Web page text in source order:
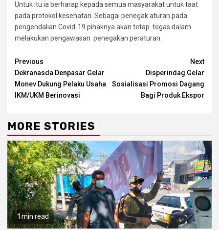
Untuk itu ia berharap kepada semua masyarakat untuk taat
pada protokol kesehatan. Sebagai penegak aturan pada
pengendalian Covid-19 pihaknya akan tetap tegas dalam
melakukan pengawasan penegakan peraturan.
Continue
Reading
Previous
Dekranasda Denpasar Gelar
Monev Dukung Pelaku Usaha
IKM/UKM Berinovasi
Next
Disperindag Gelar
Sosialisasi Promosi Dagang
Bagi Produk Ekspor
MORE STORIES
1 min read